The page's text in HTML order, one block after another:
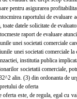
pentru asigurarea
raportului de evaluare
datele solicitate de
raport de evaluare
unei societati comerciale
unei societati comerciale
institutia publica
societatii comerciale,
alin. (3) din ordonanta de
de oferta
este, de regula, egal cu